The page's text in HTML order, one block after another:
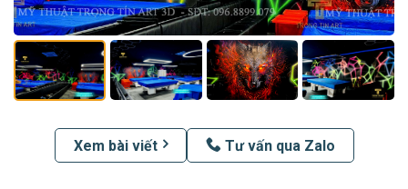
Xem bài viết Tư vấn qua Zalo